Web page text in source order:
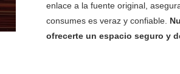
enlace a la fuente original,
consumes es veraz y confiable.
ofrecerte un espacio seguro y